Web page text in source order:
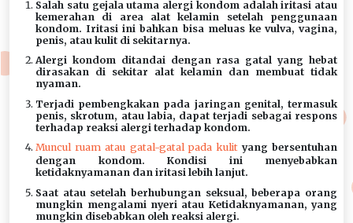
Salah satu gejala utama alergi kondom adalah iritasi atau
kemerahan di area alat kelamin setelah penggunaan
kondom. Iritasi ini bahkan bisa meluas ke vulva, vagina,
penis, atau kulit di sekitarnya.
Alergi kondom ditandai dengan rasa gatal yang hebat
dirasakan di sekitar alat kelamin dan membuat tidak
nyaman.
Terjadi pembengkakan pada jaringan genital, termasuk
penis, skrotum, atau labia, dapat terjadi sebagai respons
terhadap reaksi alergi terhadap kondom.
Muncul ruam atau gatal-gatal pada kulityang bersentuhan
dengan kondom. Kondisi ini menyebabkan
ketidaknyamanan dan iritasi lebih lanjut.
Saat atau setelah berhubungan seksual, beberapa orang
mungkin mengalami nyeri atau Ketidaknyamanan, yang
mungkin disebabkan oleh reaksi alergi.